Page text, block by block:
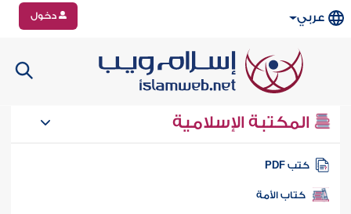
عربي دخول
المكتبة الإسلامية
كتب PDF